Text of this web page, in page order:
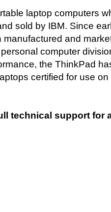
laptop computers
sold by IBM. Since
and
computer
the ThinkPad
certified for use
technical support for